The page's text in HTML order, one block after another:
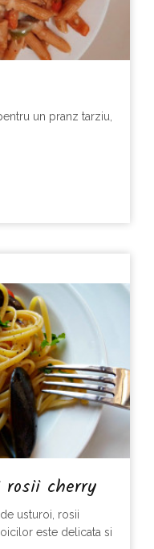
un pranz tarziu,
cherry
usturoi, rosii
este delicata si